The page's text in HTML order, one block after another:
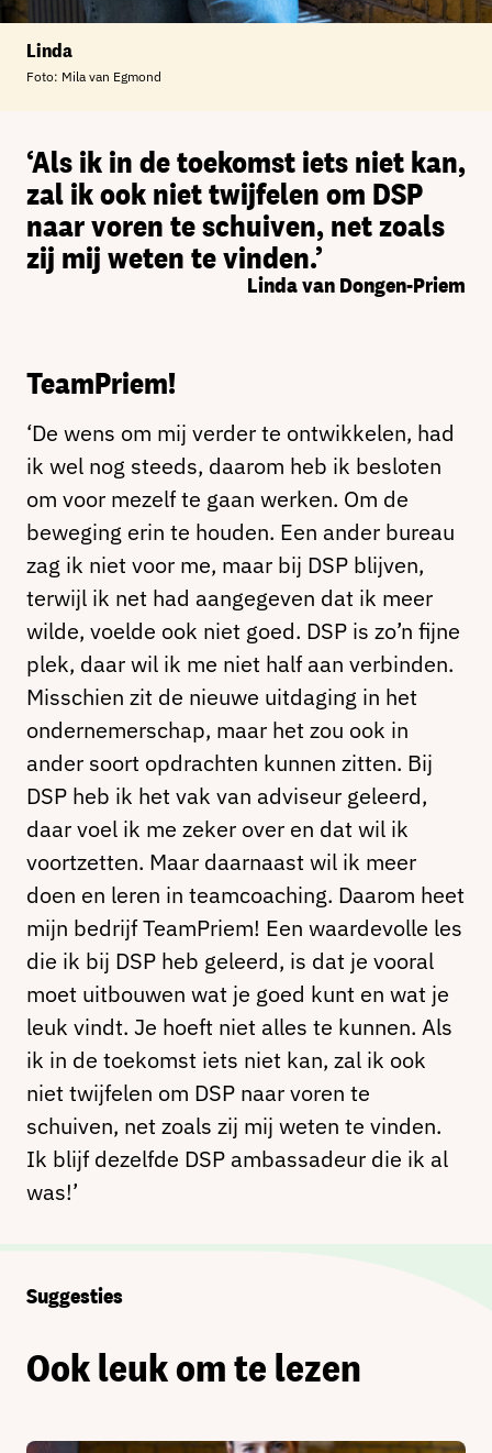
Linda
Foto: Mila van Egmond
‘Als ik in de toekomst iets niet kan,
zal ik ook niet twijfelen om DSP
naar voren te schuiven, net zoals
zij mij weten te vinden.’
Linda van Dongen-Priem
TeamPriem!
‘De wens om mij verder te ontwikkelen, had
ik wel nog steeds, daarom heb ik besloten
om voor mezelf te gaan werken. Om de
beweging erin te houden. Een ander bureau
zag ik niet voor me, maar bij DSP blijven,
terwijl ik net had aangegeven dat ik meer
wilde, voelde ook niet goed. DSP is zo’n fijne
plek, daar wil ik me niet half aan verbinden.
Misschien zit de nieuwe uitdaging in het
ondernemerschap, maar het zou ook in
ander soort opdrachten kunnen zitten. Bij
DSP heb ik het vak van adviseur geleerd,
daar voel ik me zeker over en dat wil ik
voortzetten. Maar daarnaast wil ik meer
doen en leren in teamcoaching. Daarom heet
mijn bedrijf TeamPriem! Een waardevolle les
die ik bij DSP heb geleerd, is dat je vooral
moet uitbouwen wat je goed kunt en wat je
leuk vindt. Je hoeft niet alles te kunnen. Als
ik in de toekomst iets niet kan, zal ik ook
niet twijfelen om DSP naar voren te
schuiven, net zoals zij mij weten te vinden.
Ik blijf dezelfde DSP ambassadeur die ik al
was!’
Suggesties
Ook leuk om te lezen